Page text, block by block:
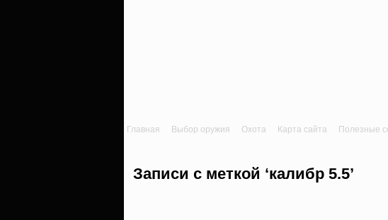
Главная Выбор оружия Охота Карта сайта Полезные
Записи с меткой ‘калибр 5.5’